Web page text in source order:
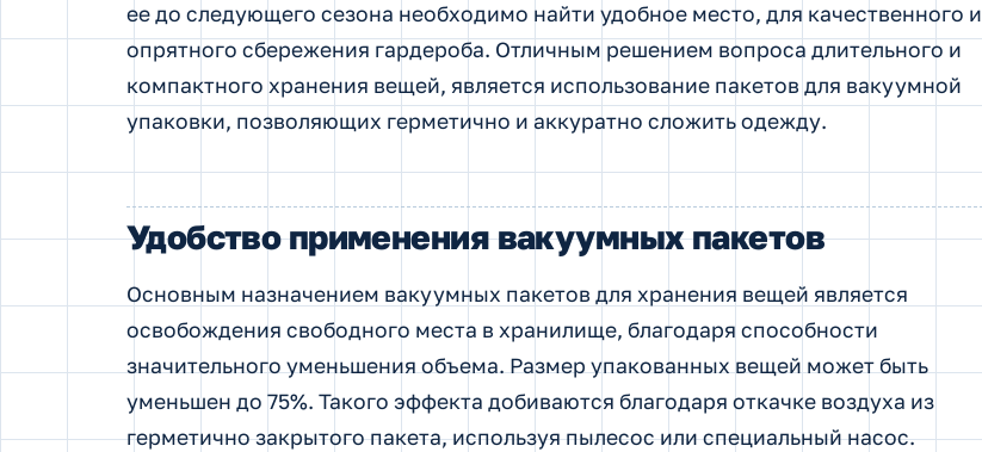
ее до следующего сезона необходимо найти удобное место, для качественного и
опрятного сбережения гардероба. Отличным решением вопроса длительного и
компактного хранения вещей, является использование пакетов для вакуумной
упаковки, позволяющих герметично и аккуратно сложить одежду.
Удобство применения вакуумных пакетов
Основным назначением вакуумных пакетов для хранения вещей является
освобождения свободного места в хранилище, благодаря способности
значительного уменьшения объема. Размер упакованных вещей может быть
уменьшен до 75%. Такого эффекта добиваются благодаря откачке воздуха из
герметично закрытого пакета, используя пылесос или специальный насос.